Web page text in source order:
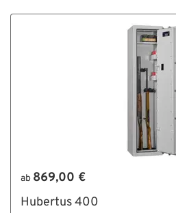
ab 869,00 €
Hubertus 400